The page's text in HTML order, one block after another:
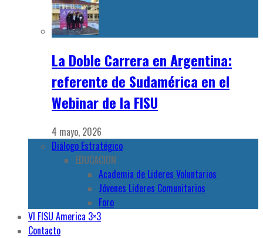
La Doble Carrera en Argentina:
referente de Sudamérica en el
Webinar de la FISU
4 mayo, 2026
Diálogo Estratégico
EDUCACION
Academia de Lideres Voluntarios
Jóvenes Lideres Comunitarios
Foro
VI FISU America 3×3
Contacto